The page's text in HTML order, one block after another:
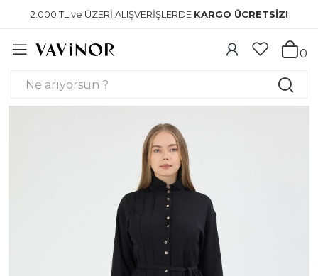
2.000 TL ve ÜZERİ ALIŞVERİŞLERDE KARGO ÜCRETSİZ!
0